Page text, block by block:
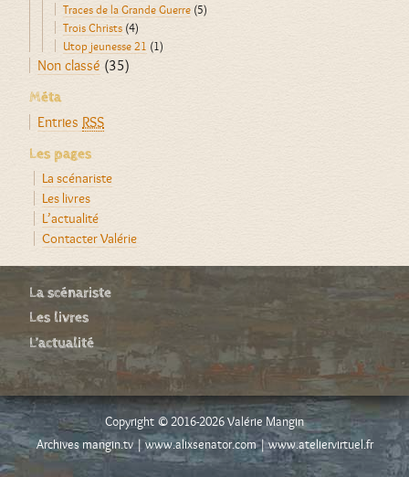
Traces de la Grande Guerre (5)
Trois Christs (4)
Utop jeunesse 21 (1)
Non classé (35)
Méta
Entries RSS
Les pages
La scénariste
Les livres
L’actualité
Contacter Valérie
La scénariste
Les livres
L’actualité
Copyright © 2016-2026 Valérie Mangin
Archives mangin.tv| www.alixsenator.com|www.ateliervirtuel.fr